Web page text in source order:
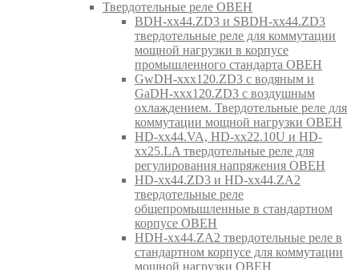
Твердотельные реле ОВЕН
BDH-xx44.ZD3 и SBDH-xx44.ZD3
твердотельные реле для коммутации
мощной нагрузки в корпусе
промышленного стандарта ОВЕН
GwDH-xxx120.ZD3 с водяным и
GaDH-xxx120.ZD3 с воздушным
охлаждением. Твердотельные реле для
коммутации мощной нагрузки ОВЕН
HD-xx44.VA, HD-xx22.10U и HD-
xx25.LA твердотельные реле для
регулирования напряжения ОВЕН
HD-xx44.ZD3 и HD-xx44.ZA2
твердотельные реле
общепромышленные в стандартном
корпусе ОВЕН
HDH-xx44.ZA2 твердотельные реле в
стандартном корпусе для коммутации
мощной нагрузки ОВЕН